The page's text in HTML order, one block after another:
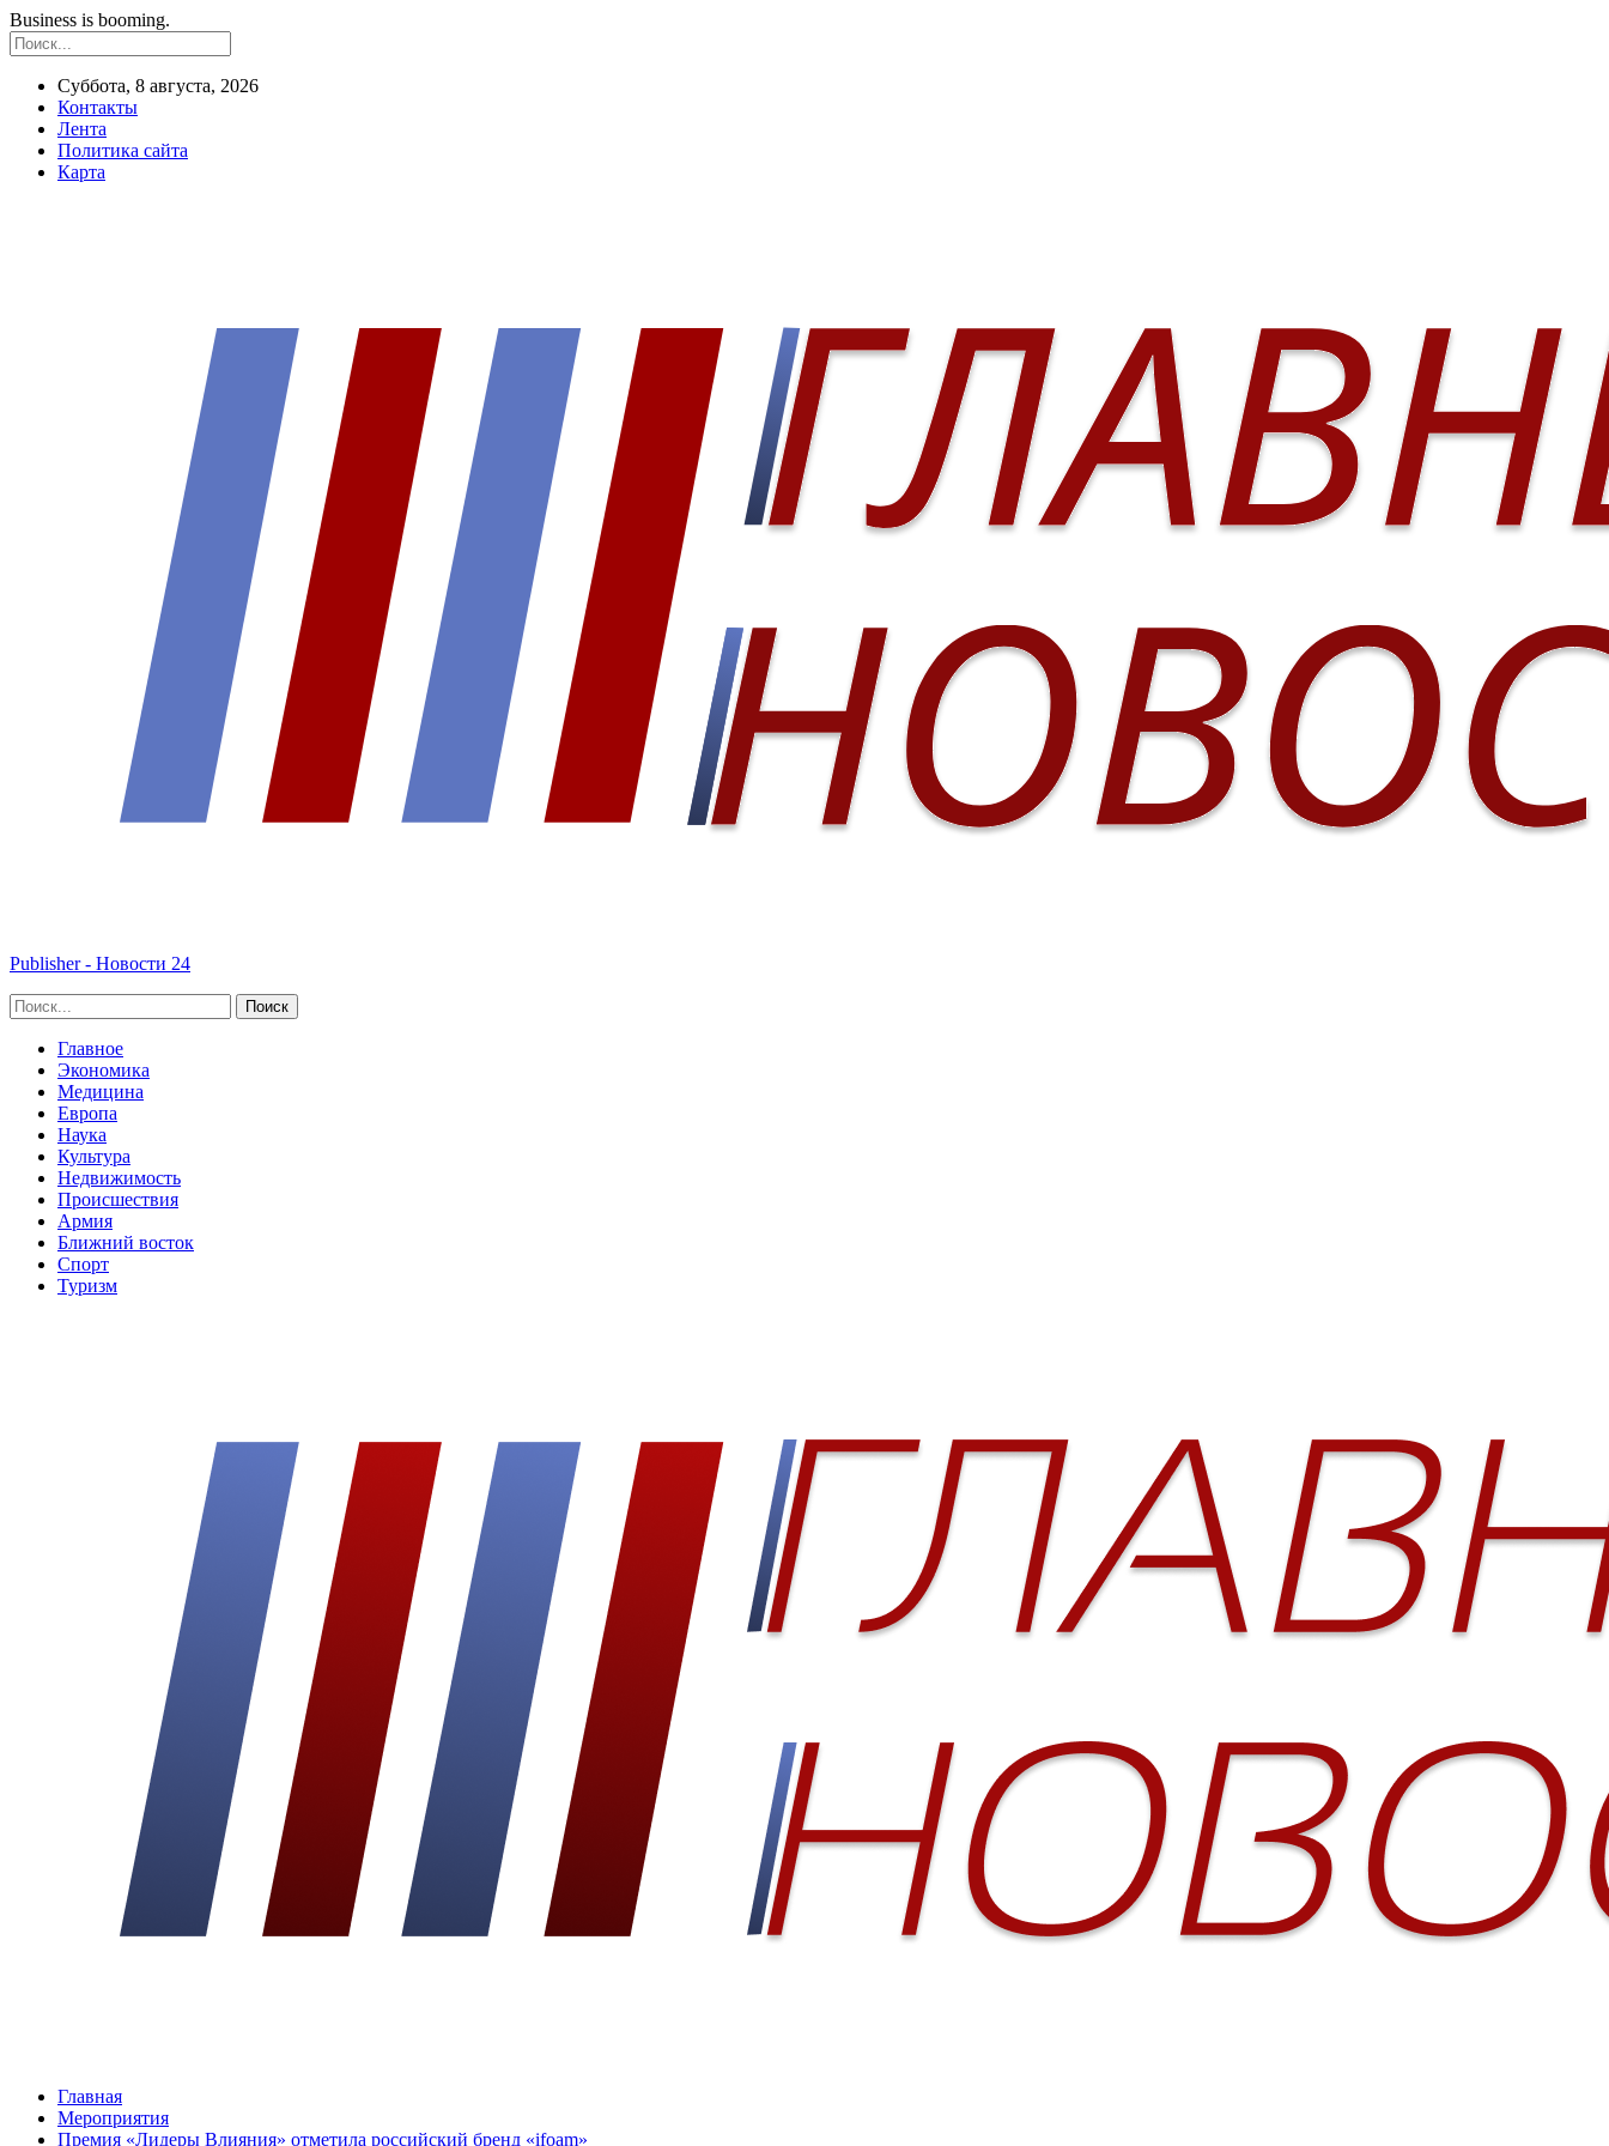
Business is booming.
Суббота, 8 августа, 2026
Контакты
Лента
Политика сайта
Карта
Publisher - Новости 24
Главное
Экономика
Медицина
Европа
Наука
Культура
Недвижимость
Происшествия
Армия
Ближний восток
Спорт
Туризм
Главная
Мероприятия
Премия «Лидеры Влияния» отметила российский бренд «ifoam»